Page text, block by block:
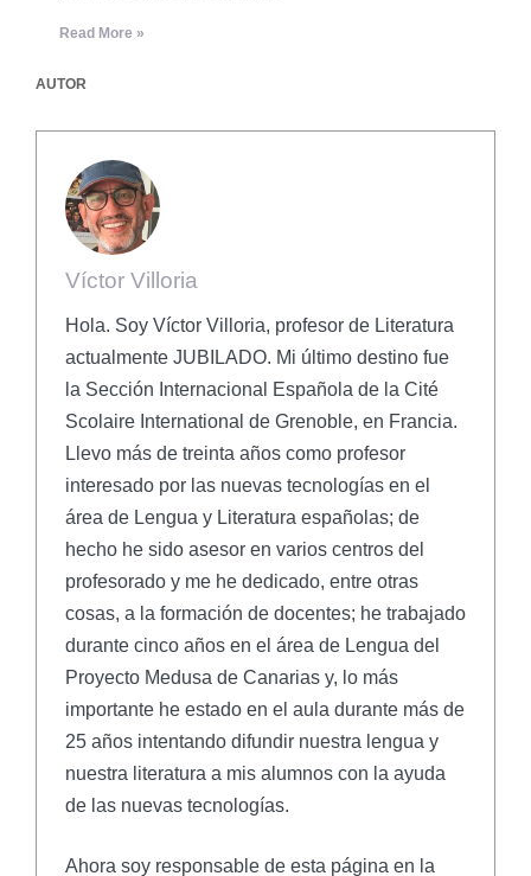
Read More »
AUTOR
Víctor Villoria
Hola. Soy Víctor Villoria, profesor de Literatura
actualmente JUBILADO. Mi último destino fue
la Sección Internacional Española de la Cité
Scolaire International de Grenoble, en Francia.
Llevo más de treinta años como profesor
interesado por las nuevas tecnologías en el
área de Lengua y Literatura españolas; de
hecho he sido asesor en varios centros del
profesorado y me he dedicado, entre otras
cosas, a la formación de docentes; he trabajado
durante cinco años en el área de Lengua del
Proyecto Medusa de Canarias y, lo más
importante he estado en el aula durante más de
25 años intentando difundir nuestra lengua y
nuestra literatura a mis alumnos con la ayuda
de las nuevas tecnologías.
Ahora soy responsable de esta página en la